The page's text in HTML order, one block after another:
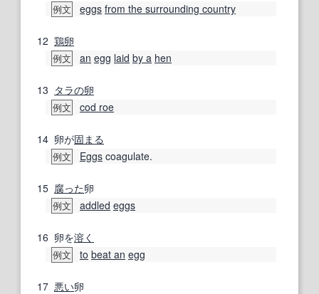
例文 eggs from the surrounding country
12 鶏卵
例文 an egg laid by a hen
13 タラの卵
例文 cod roe
14 卵が固まる
例文 Eggs coagulate.
15 腐った卵
例文 addled eggs
16 卵を溶く
例文 to beat an egg
17 悪い卵